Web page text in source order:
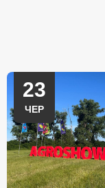
23
ЧЕР